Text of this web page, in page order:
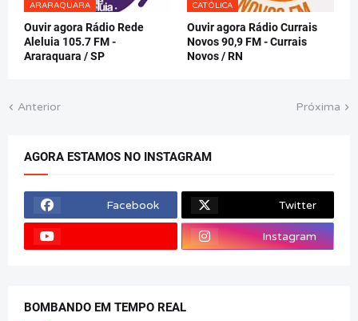
ARARAQUARA
Ouvir agora Rádio Rede
Aleluia 105.7 FM -
Araraquara / SP
CATÓLICA
Ouvir agora Rádio Currais
Novos 90,9 FM - Currais
Novos / RN
Anterior Próxima
AGORA ESTAMOS NO INSTAGRAM
Facebook Twitter
Instagram
BOMBANDO EM TEMPO REAL